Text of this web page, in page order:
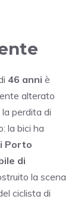
46 anni è
alterato
la perdita di
la bici ha
Porto
di
la scena
ciclista di